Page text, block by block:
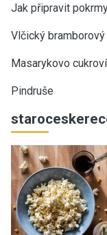
Jak připravit
Vlčický
Masarykovo
Pindruše